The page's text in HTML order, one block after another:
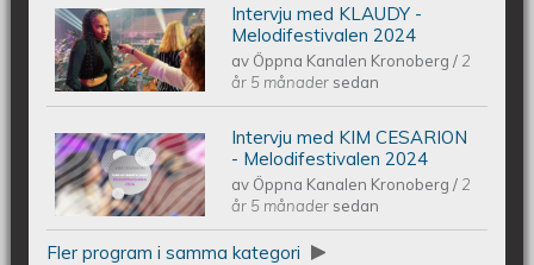
Intervju med KLAUDY -
Melodifestivalen 2024
Intervju med KLAUDY -
Melodifestivalen 2024
av Öppna Kanalen Kronoberg/ 2
år 5 månader sedan
Intervju med KIM CESARION -
Melodifestivalen 2024
Intervju med KIM CESARION
- Melodifestivalen 2024
av Öppna Kanalen Kronoberg/ 2
år 5 månader sedan
Fler program i samma kategori